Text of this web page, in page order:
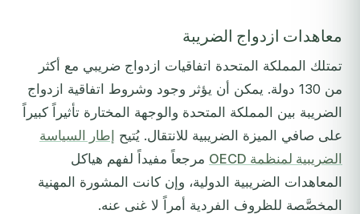
معاهدات ازدواج الضريبة
تمتلك المملكة المتحدة اتفاقيات ازدواج ضريبي مع أكثر
من 130 دولة. يمكن أن يؤثر وجود وشروط اتفاقية ازدواج
الضريبة بين المملكة المتحدة والوجهة المختارة تأثيراً كبيراً
على صافي الميزة الضريبية للانتقال. يُتيح إطار السياسة
الضريبية لمنظمة OECD
مرجعاً مفيداً لفهم هياكل
المعاهدات الضريبية الدولية، وإن كانت المشورة المهنية
المخصَّصة للظروف الفردية أمراً لا غنى عنه.